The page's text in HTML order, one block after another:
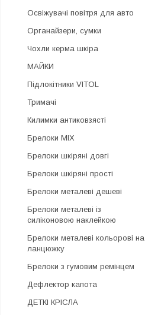
Освіжувачі повітря для авто
Органайзери, сумки
Чохли керма шкіра
МАЙКИ
Підлокітники VITOL
Тримачі
Килимки антиковзясті
Брелоки MIX
Брелоки шкіряні довгі
Брелоки шкіряні прості
Брелоки металеві дешеві
Брелоки металеві із
силіконовою наклейкою
Брелоки металеві кольорові на
ланцюжку
Брелоки з гумовим ремінцем
Дефлектор капота
ДЕТКІ КРІСЛА